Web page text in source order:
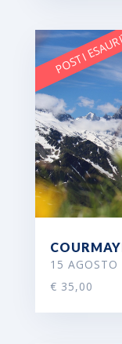
15 AGOSTO
€ 35,00
POSTI